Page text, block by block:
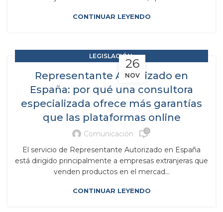
CONTINUAR LEYENDO
26
NOV
LEGISLACIÓN,
RAP RESPONSABILIDAD AMPLIADA DEL PRODUCTOR
RESIDUOS Y SUBPRODUCTOS
Representante Autorizado en
España: por qué una consultora
especializada ofrece más garantías
que las plataformas online
Comunicación 0
El servicio de Representante Autorizado en España
está dirigido principalmente a empresas extranjeras que
venden productos en el mercad...
CONTINUAR LEYENDO